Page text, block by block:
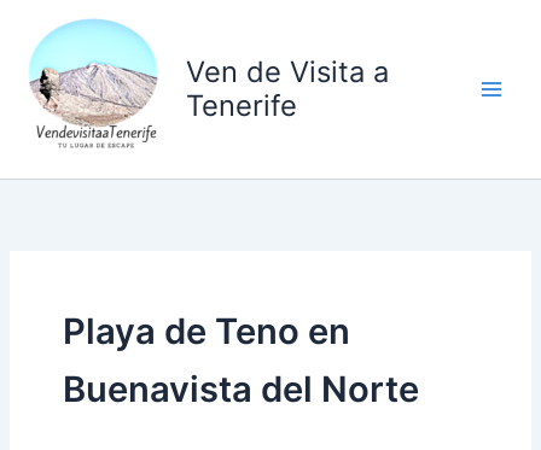
contenido
Ven de Visita a
Tenerife
Playa de Teno en
Buenavista del Norte